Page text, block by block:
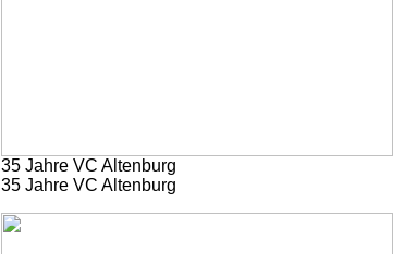
35 Jahre VC Altenburg
35 Jahre VC Altenburg